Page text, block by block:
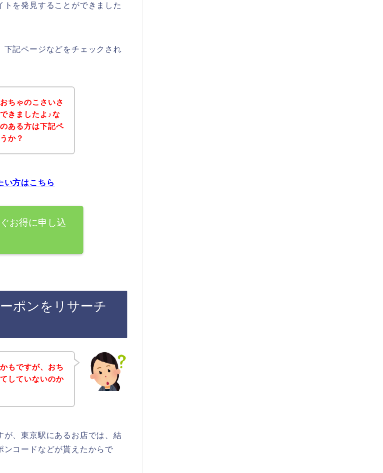
を発見することができました
下記ページなどをチェックされ
ちゃのこさいさ
きましたよ♪な
ある方は下記ペ
か？
い方はこちら
お得に申し込
ポンをリサーチ
もですが、おち
していないのか
が、東京駅にあるお店では、結
ンコードなどが貰えたからで